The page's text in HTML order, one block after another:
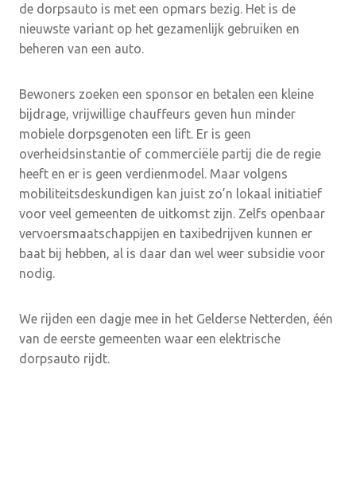
de dorpsauto is met een opmars bezig. Het is de
nieuwste variant op het gezamenlijk gebruiken en
beheren van een auto.
Bewoners zoeken een sponsor en betalen een kleine
bijdrage, vrijwillige chauffeurs geven hun minder
mobiele dorpsgenoten een lift. Er is geen
overheidsinstantie of commerciële partij die de regie
heeft en er is geen verdienmodel. Maar volgens
mobiliteitsdeskundigen kan juist zo’n lokaal initiatief
voor veel gemeenten de uitkomst zijn. Zelfs openbaar
vervoersmaatschappijen en taxibedrijven kunnen er
baat bij hebben, al is daar dan wel weer subsidie voor
nodig.
We rijden een dagje mee in het Gelderse Netterden, één
van de eerste gemeenten waar een elektrische
dorpsauto rijdt.